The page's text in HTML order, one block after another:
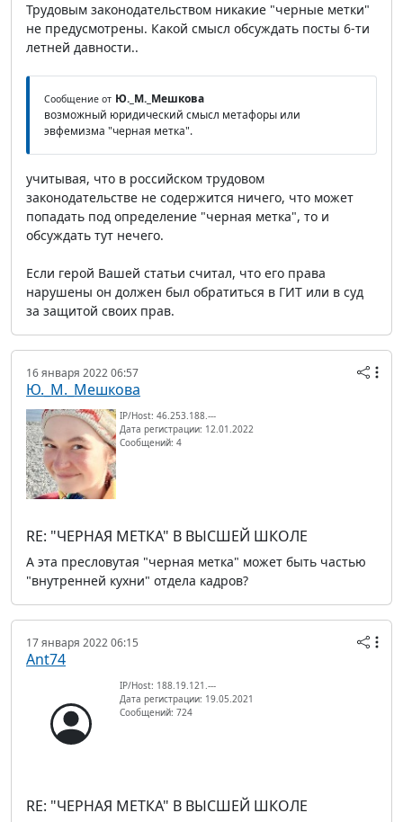
Трудовым законодательством никакие "черные метки"
не предусмотрены. Какой смысл обсуждать посты 6-ти
летней давности..
Сообщение от Ю._М._Мешкова
возможный юридический смысл метафоры или
эвфемизма "черная метка".
учитывая, что в российском трудовом
законодательстве не содержится ничего, что может
попадать под определение "черная метка", то и
обсуждать тут нечего.
Если герой Вашей статьи считал, что его права
нарушены он должен был обратиться в ГИТ или в суд
за защитой своих прав.
16 января 2022 06:57
Ю._М._Мешкова
IP/Host: 46.253.188.---
Дата регистрации: 12.01.2022
Сообщений: 4
RE: "ЧЕРНАЯ МЕТКА" В ВЫСШЕЙ ШКОЛЕ
А эта пресловутая "черная метка" может быть частью
"внутренней кухни" отдела кадров?
17 января 2022 06:15
Ant74
IP/Host: 188.19.121.---
Дата регистрации: 19.05.2021
Сообщений: 724
RE: "ЧЕРНАЯ МЕТКА" В ВЫСШЕЙ ШКОЛЕ